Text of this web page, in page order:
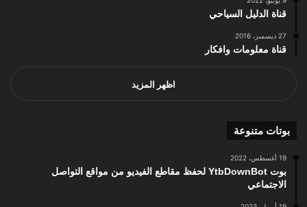
قناة الدليل السياحي
27 ديسمبر، 2016
قناة معلومات وافكار
اظهر المزيد
بوتات متنوعة
19 أغسطس، 2022
بوت YtbDownBot لحفظ مقاطع الفيديو من مواقع التواصل
الاجتماعي